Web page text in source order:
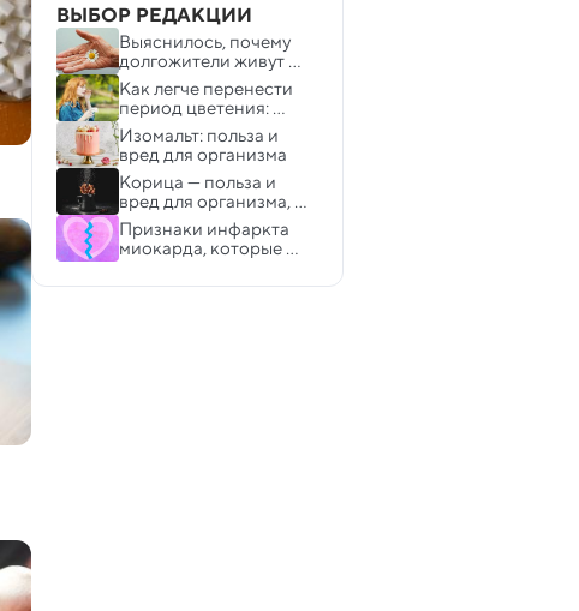
ВЫБОР РЕДАКЦИИ
Выяснилось, почему
долгожители живут
дольше остальных
Как легче перенести
период цветения:
иммунолог дал
несколько советов
аллергикам
Изомальт: польза и
вред для организма
Корица — польза и
вред для организма,
состав и лечебные
свойства
Признаки инфаркта
миокарда, которые